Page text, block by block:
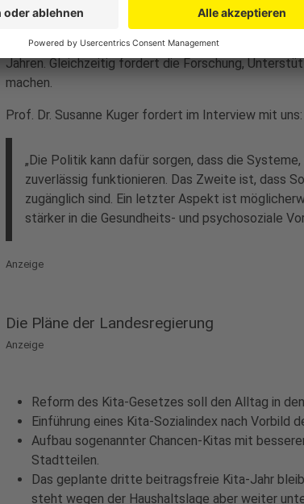
Der Bericht zeigt außerdem, dass Familien heute
Jahren. Gleichzeitig fordert die Forschung,
machen.
Prof. Dr. Susanne Kuger fordert im Interview mit uns:
„Die Politik kann dafür sorgen, dass die
zuverlässig funktionieren. Das Zweite ist, dass
zugänglich sind. Ein letzter Aspekt ist
stärker in die Gesundheits- und psychosoziale
Anzeige
Die Pläne der Landesregierung
Anzeige
Reform des Kita-Gesetzes soll den Alltag in
Einführung eines Kita-Sozialindex nach Vorbild
Aufbau sogenannter Chancen-Kitas mit
Stadtteilen.
Das geplante dritte beitragsfreie Kita-Jahr
steht wegen der Haushaltslage aber weiter